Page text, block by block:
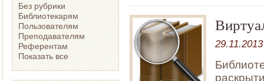
Без рубрики
Библиотекарям
Пользователям
Преподавателям
Референтам
Показать все
29.11.2013